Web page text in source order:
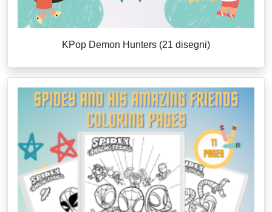
KPop Demon Hunters (21 disegni)